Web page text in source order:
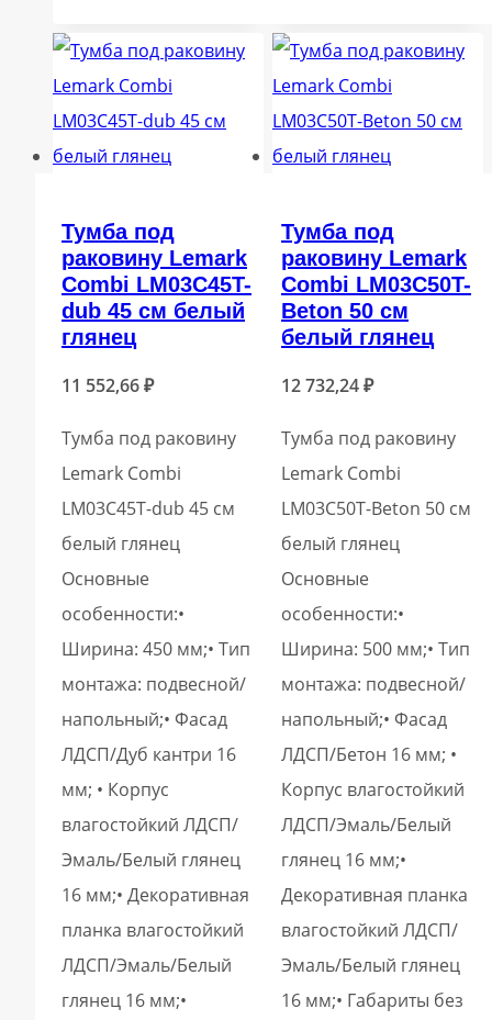
Тумба под
раковину Lemark
Combi LM03C45T-
dub 45 см белый
глянец
11 552,66₽
Тумба под раковину
Lemark Combi
LM03C45T-dub 45 см
белый глянец
Основные
особенности:•
Ширина: 450 мм;• Тип
монтажа: подвесной/
напольный;• Фасад
ЛДСП/Дуб кантри 16
мм; • Корпус
влагостойкий ЛДСП/
Эмаль/Белый глянец
16 мм;• Декоративная
планка влагостойкий
ЛДСП/Эмаль/Белый
глянец 16 мм;•
Тумба под
раковину Lemark
Combi LM03C50T-
Beton 50 см
белый глянец
12 732,24₽
Тумба под раковину
Lemark Combi
LM03C50T-Beton 50 см
белый глянец
Основные
особенности:•
Ширина: 500 мм;• Тип
монтажа: подвесной/
напольный;• Фасад
ЛДСП/Бетон 16 мм; •
Корпус влагостойкий
ЛДСП/Эмаль/Белый
глянец 16 мм;•
Декоративная планка
влагостойкий ЛДСП/
Эмаль/Белый глянец
16 мм;• Габариты без